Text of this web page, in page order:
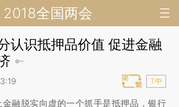
2018全国两会
认识抵押品价值 促进金融
T中
融脱实向虚的一个抓手是抵押品，银行